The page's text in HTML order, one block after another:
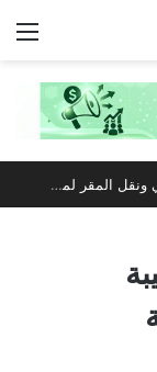
سلطنة عُمان تفوز برئاسة الاتحاد العربي للهوكي ونقل المقر لمسقط